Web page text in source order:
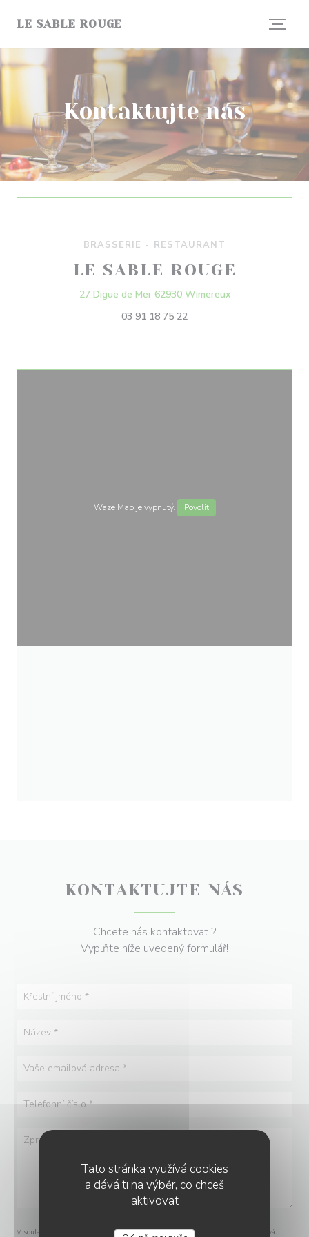
Tato stránka využívá cookies
a dává ti na výběr, co chceš
aktivovat
LE SABLE ROUGE
Kontaktujte nás
BRASSERIE - RESTAURANT
LE SABLE ROUGE
27 Digue de Mer 62930 Wimereux((otevře se v
03 91 18 75 22
Waze Map je vypnutý. Povolit
KONTAKTUJTE NÁS
Chcete nás kontaktovat ?
Vyplňte níže uvedený formulář!
V souladu se zákonem o ochraně spotřebitele máte právo odmítnout marketingová